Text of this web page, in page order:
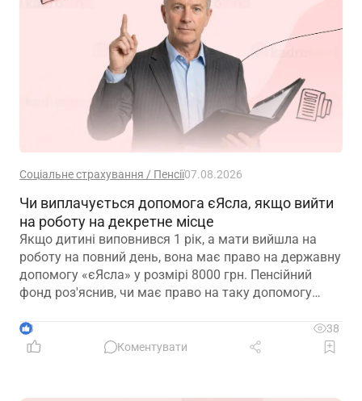
Соціальне страхування / Пенсії07.08.2026
Чи виплачується допомога єЯсла, якщо вийти
на роботу на декретне місце
Якщо дитині виповнився 1 рік, а мати вийшла на
роботу на повний день, вона має право на державну
допомогу «єЯсла» у розмірі 8000 грн. Пенсійний
фонд роз'яснив, чи має право на таку допомогу
3
38
Коментувати